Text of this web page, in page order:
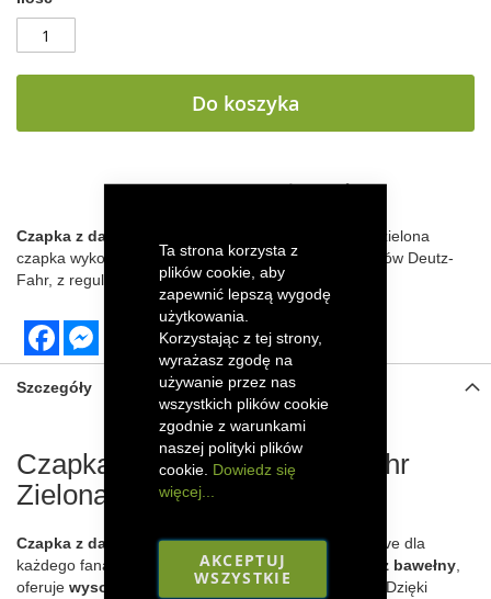
Ta strona korzysta z
plików cookie, aby
zapewnić lepszą wygodę
użytkowania.
Korzystając z tej strony,
wyrażasz zgodę na
używanie przez nas
wszystkich plików cookie
zgodnie z warunkami
naszej polityki plików
cookie. Dowiedz się
więcej...
AKCEPTUJ
WSZYSTKIE
Do koszyka
Czapka z daszkiem Deutz-Fahr Zielona
– Stylowa zielona
czapka wykonana w 100% z bawełny. Idealna dla fanów Deutz-
Fahr, z regulacją na rzep i eleganckim, czarnym logo.
FacebookMessenger
Szczegóły
Czapka z daszkiem Deutz-Fahr
Zielona
Czapka z daszkiem Deutz-Fahr Zielonato must-have dla
każdego fana marki Deutz-Fahr. Wykonana w
100% z bawełny
oferuje wysoki komfort orazświeży, żywy wygląd
. Dzięki